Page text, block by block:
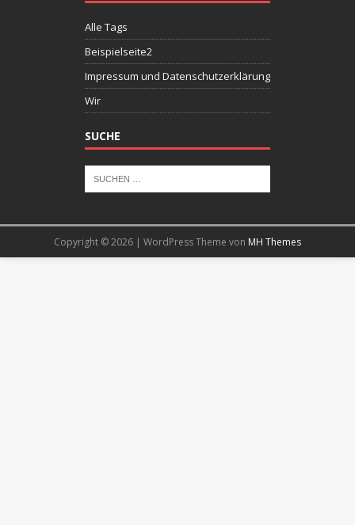
Alle Tags
Beispielseite2
Impressum und Datenschutzerklärung
Wir
SUCHE
Copyright © 2026 | WordPress Theme von MH Themes